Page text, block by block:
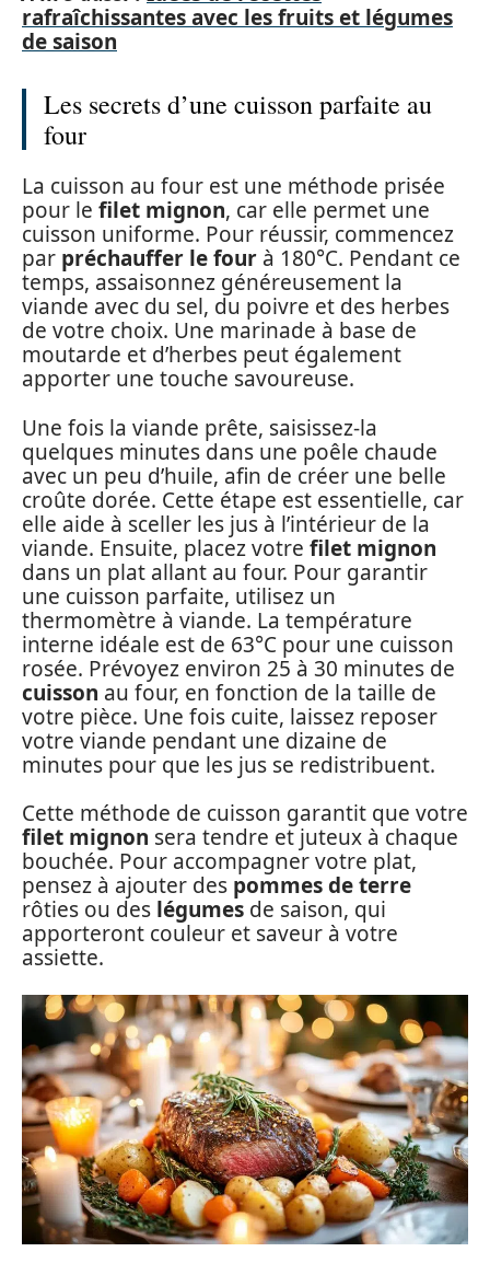
rafraîchissantes avec les fruits et légumes
de saison
Les secrets d’une cuisson parfaite au
four
La cuisson au four est une méthode prisée
pour le filet mignon, car elle permet une
cuisson uniforme. Pour réussir, commencez
par préchauffer le four à 180°C. Pendant ce
temps, assaisonnez généreusement la
viande avec du sel, du poivre et des herbes
de votre choix. Une marinade à base de
moutarde et d’herbes peut également
apporter une touche savoureuse.
Une fois la viande prête, saisissez-la
quelques minutes dans une poêle chaude
avec un peu d’huile, afin de créer une belle
croûte dorée. Cette étape est essentielle, car
elle aide à sceller les jus à l’intérieur de la
viande. Ensuite, placez votre filet mignon
dans un plat allant au four. Pour garantir
une cuisson parfaite, utilisez un
thermomètre à viande. La température
interne idéale est de 63°C pour une cuisson
rosée. Prévoyez environ 25 à 30 minutes de
cuisson au four, en fonction de la taille de
votre pièce. Une fois cuite, laissez reposer
votre viande pendant une dizaine de
minutes pour que les jus se redistribuent.
Cette méthode de cuisson garantit que votre
filet mignon sera tendre et juteux à chaque
bouchée. Pour accompagner votre plat,
pensez à ajouter des pommes de terre
rôties ou des légumes de saison, qui
apporteront couleur et saveur à votre
assiette.